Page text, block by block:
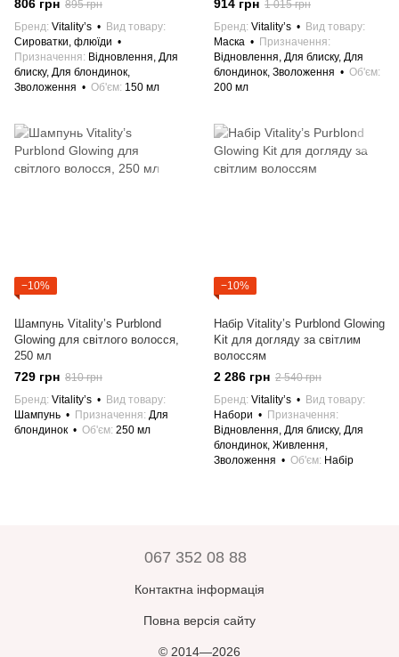
806 грн 895 грн
Бренд Vitality’s
Вид товару
Сироватки, флюїди
Призначення
Відновлення, Для
блиску, Для блондинок,
Зволоження
Об'єм 150 мл
914 грн 1 015 грн
Бренд Vitality’s
Вид товару
Маска
Призначення
Відновлення, Для блиску, Для
блондинок, Зволоження
Об'єм
200 мл
−10%
Шампунь Vitality’s Purblond
Glowing для світлого волосся,
250 мл
729 грн 810 грн
Бренд Vitality’s
Вид товару
Шампунь
Призначення Для
блондинок
Об'єм 250 мл
−10%
Набір Vitality’s Purblond Glowing
Kit для догляду за світлим
волоссям
2 286 грн 2 540 грн
Бренд Vitality’s
Вид товару
Набори
Призначення
Відновлення, Для блиску, Для
блондинок, Живлення,
Зволоження
Об'єм Набір
067 352 08 88
Контактна інформація
Повна версія сайту
© 2014—2026